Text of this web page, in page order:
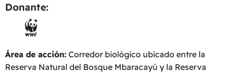
Donante:
Área de acción: Corredor biológico ubicado entre la
Reserva Natural del Bosque Mbaracayú y la Reserva